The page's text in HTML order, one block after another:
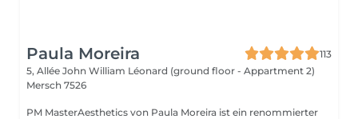
Paula Moreira
113
5, Allée John William Léonard (ground floor - Appartment 2)
Mersch 7526
PM MasterAesthetics von Paula Moreira ist ein renommierter